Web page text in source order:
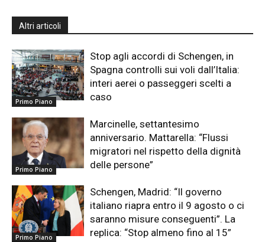
Altri articoli
Primo Piano
Stop agli accordi di Schengen, in
Spagna controlli sui voli dall’Italia:
interi aerei o passeggeri scelti a
caso
Primo Piano
Marcinelle, settantesimo
anniversario. Mattarella: “Flussi
migratori nel rispetto della dignità
delle persone”
Primo Piano
Schengen, Madrid: “Il governo
italiano riapra entro il 9 agosto o ci
saranno misure conseguenti”. La
replica: “Stop almeno fino al 15”